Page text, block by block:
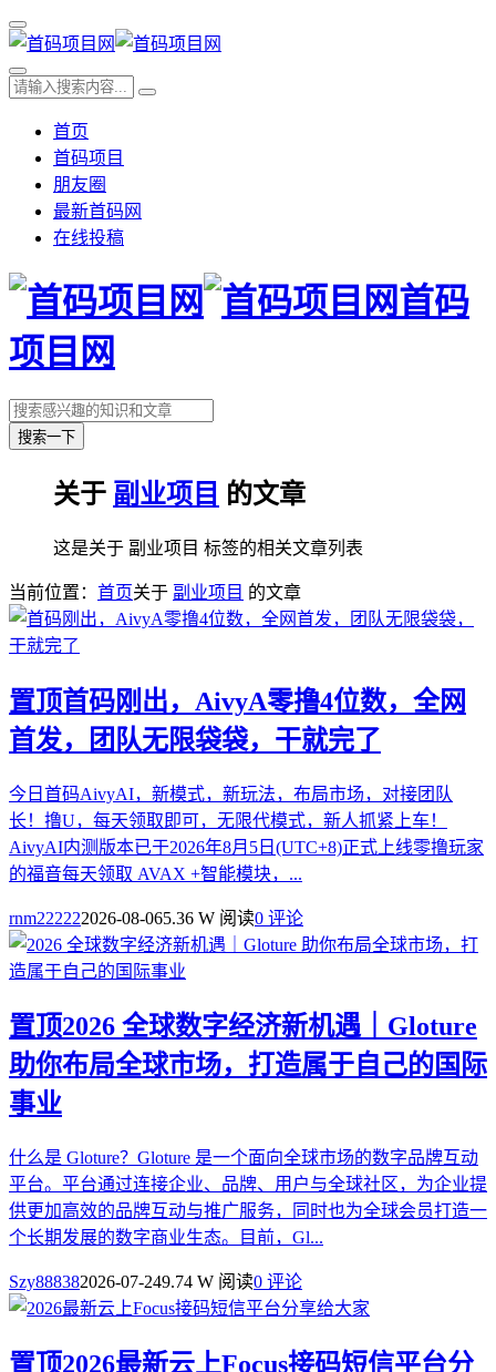
首页
首码项目
朋友圈
最新首码网
在线投稿
首码
项目网
搜索一下
关于 副业项目 的文章
这是关于 副业项目 标签的相关文章列表
当前位置： 首页关于 副业项目 的文章
置顶首码刚出，AivyA零撸4位数，全网
首发，团队无限袋袋，干就完了
今日首码AivyAI，新模式，新玩法，布局市场，对接团队
长！撸U，每天领取即可，无限代模式，新人抓紧上车！
AivyAI内测版本已于2026年8月5日(UTC+8)正式上线零撸玩家
的福音每天领取 AVAX +智能模块，...
rnm222222026-08-065.36 W 阅读0 评论
置顶2026 全球数字经济新机遇｜Gloture
助你布局全球市场，打造属于自己的国际
事业
什么是 Gloture？Gloture 是一个面向全球市场的数字品牌互动
平台。平台通过连接企业、品牌、用户与全球社区，为企业提
供更加高效的品牌互动与推广服务，同时也为全球会员打造一
个长期发展的数字商业生态。目前，Gl...
Szy888382026-07-249.74 W 阅读0 评论
置顶2026最新云上Focus接码短信平台分